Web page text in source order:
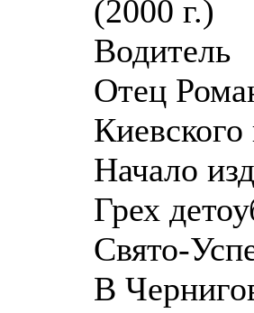
(2000 г.)
Водитель
Отец
Начало
Грех
Свято-
В